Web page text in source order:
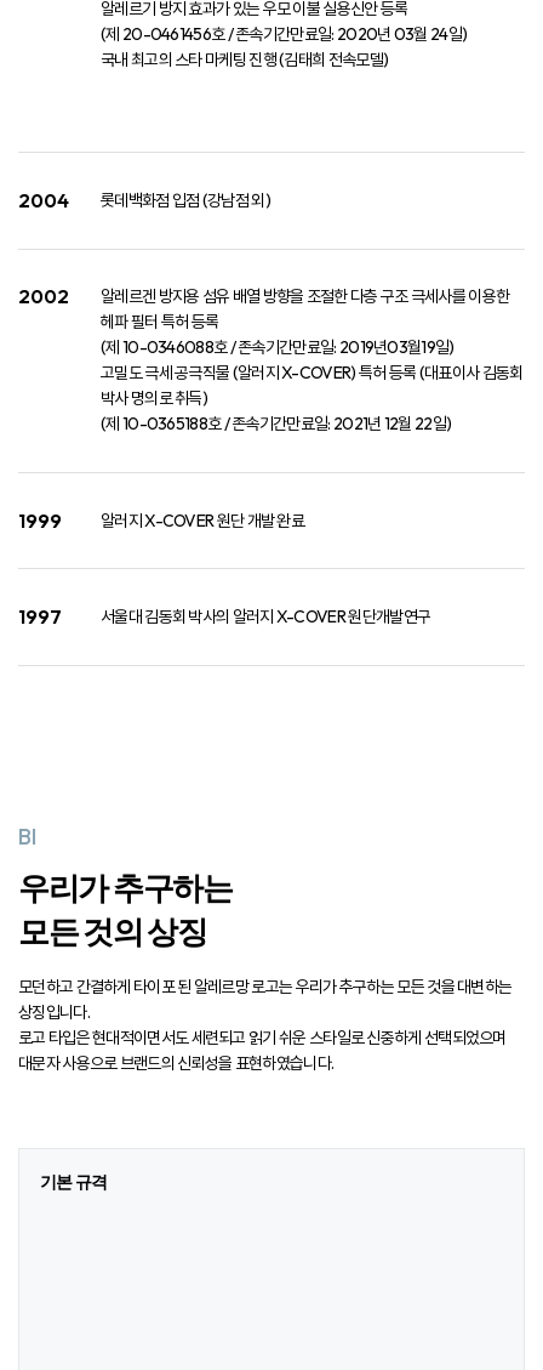
알레르기 방지 효과가 있는 우모 이불 실용신안 등록​
(제 20-0461456호 / 존속기간만료일: 2020년 03월 24일)​
국내 최고의 스타 마케팅 진행 (김태희 전속모델)​
2004 롯데백화점 입점 (강남점 외)
2002
알레르겐 방지용 섬유 배열 방향을 조절한 다층 구조 극세사를 이용한
헤파 필터 특허 등록​
(제 10-0346088호 / 존속기간만료일: 2019년03월19일)​
고밀도 극세 공극직물 (알러지 X-COVER) 특허 등록 (대표이사 김동회
박사 명의로 취득)​
(제 10-0365188호 / 존속기간만료일: 2021년 12월 22일)
1999 알러지 X-COVER 원단 개발 완료
1997 서울대 김동회 박사의 알러지 X-COVER 원단개발연구
BI
우리가 추구하는
모든 것의 상징
모던하고 간결하게 타이포 된 알레르망 로고는 우리가 추구하는 모든 것을 대변하는
상징입니다.
로고 타입은 현대적이면서도 세련되고 읽기 쉬운 스타일로 신중하게 선택되었으며
대문자 사용으로 브랜드의 신뢰성을 표현하였습니다.
기본 규격